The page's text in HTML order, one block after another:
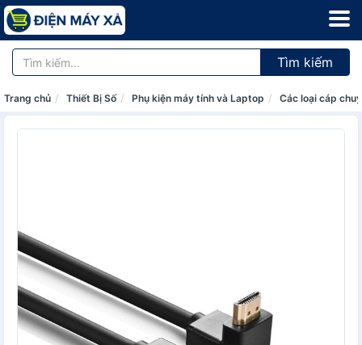
Tìm kiếm
Trang chủ Thiết Bị Số Phụ kiện máy tính và Laptop Các loại cáp